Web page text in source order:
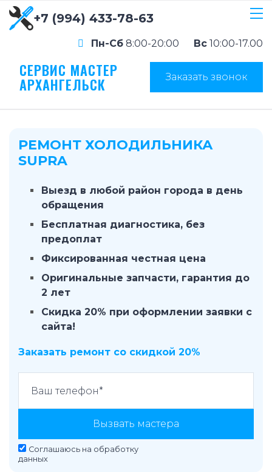
+7 (994) 433-78-63
Пн-Сб 8:00-20:00 Вс 10:00-17.00
СЕРВИС МАСТЕР
АРХАНГЕЛЬСК Заказать звонок
РЕМОНТ ХОЛОДИЛЬНИКА
SUPRA
Выезд в любой район города в день
обращения
Бесплатная диагностика, без
предоплат
Фиксированная честная цена
Оригинальные запчасти, гарантия до
2 лет
Скидка 20% при оформлении заявки с
сайта!
Заказать ремонт со скидкой 20%
Вызвать мастера
Соглашаюсь на обработку
данных